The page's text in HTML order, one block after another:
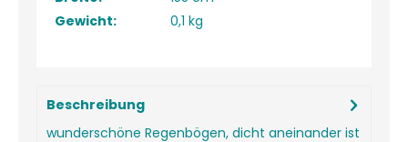
Gewicht:
0,1 kg
Beschreibung
wunderschöne Regenbögen, dicht aneinander ist